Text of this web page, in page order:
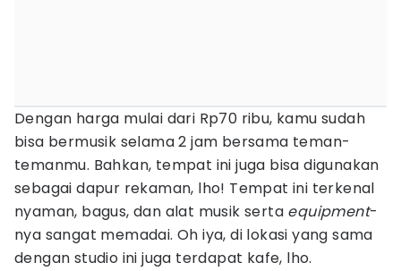
Dengan harga mulai dari Rp70 ribu, kamu sudah
bisa bermusik selama 2 jam bersama teman-
temanmu. Bahkan, tempat ini juga bisa digunakan
sebagai dapur rekaman, lho! Tempat ini terkenal
nyaman, bagus, dan alat musik serta equipment-
nya sangat memadai. Oh iya, di lokasi yang sama
dengan studio ini juga terdapat kafe, lho.